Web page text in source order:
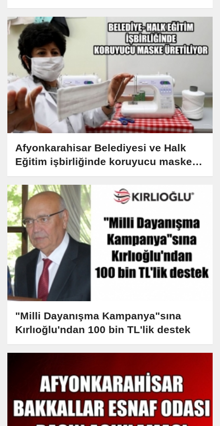
Afyonkarahisar Belediyesi ve Halk
Eğitim işbirliğinde koruyucu maske
üretiliyor
"Milli Dayanışma Kampanya"sına
Kırlıoğlu'ndan 100 bin TL'lik destek